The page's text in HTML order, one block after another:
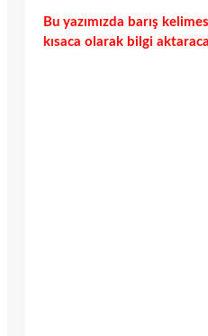
Bu yazımızda barış
kısaca olarak bilgi